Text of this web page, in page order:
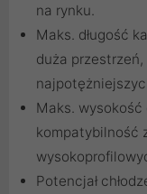
na rynku.
Maks. długość
duża
Maks. wysokość
kompatybilność
Potencjał